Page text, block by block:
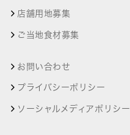
店舗用地募集
ご当地食材募集
お問い合わせ
プライバシーポリシー
ソーシャルメディアポリシー